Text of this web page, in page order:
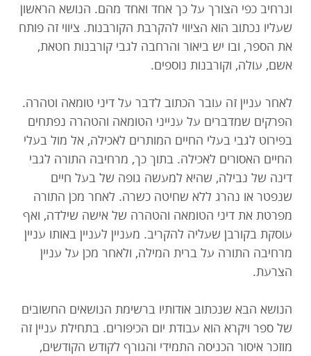
ונרחיב כפי הצורך על כך אחד ואחד מהם. הנושא הראשון
שעליו נכתוב הוא הציווי להקרבת הקורבנות. ציווי זה פותח
את הספר, ובו יש ביאור והרחבה לגבי קורבנות חטאת,
אשם, עולה, וקורבנות נוספים.
לאחר עניין זה עובר הכתוב לדבר על דיני טומאה וטהרה.
הפרקים שמדברים על ענייני הטומאה והטהרה נפתחים
בפירוט לגבי בעלי החיים המותרים לאכילה, אל מול בעלי
החיים האסורים לאכילה. בתוך כך, מרחיבה התורה לגבי
דינה של נבילה, שהיא למעשה גופה של בעל חיים
שנפטר או נהרג ללא שחיטה כשרה. לאחר מכן התורה
מפרטת את דיני הטומאה והטהרה של אישה שילדה, ואף
עוסקת בקורבן שעליה להקריב. מעניין לעניין באותו עניין
מרחיבה התורה על ברית המילה, ולאחר מכן על עניין
הצרעת.
הנושא הבא שנכתוב אודותיו ברשימת הנושאים החשובים
של ספר ויקרא הוא עבודת יום הכיפורים. בתחילת עניין זה
מוזכר איסור הכניסה התמידי והגורף לקודש הקודשים,